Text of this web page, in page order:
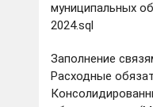
муниципальных
2024.sql
Заполнение
Расходные